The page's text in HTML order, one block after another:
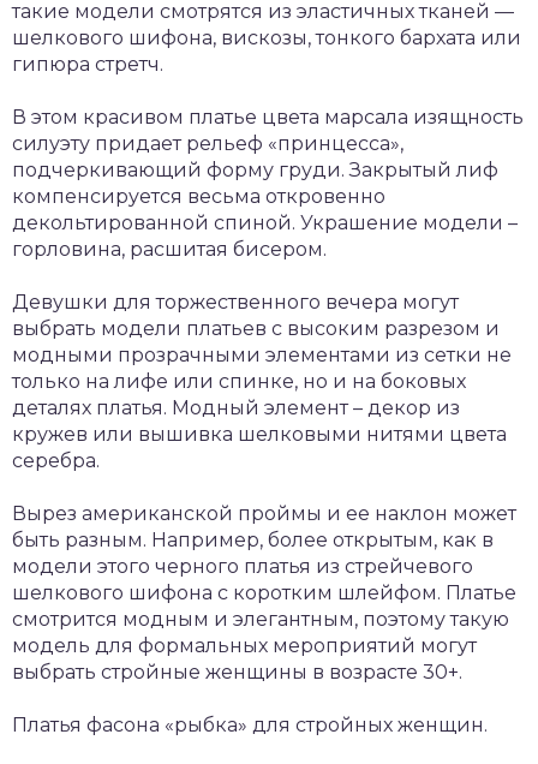
такие модели смотрятся из эластичных тканей —
шелкового шифона, вискозы, тонкого бархата или
гипюра стретч.
В этом красивом платье цвета марсала изящность
силуэту придает рельеф «принцесса»,
подчеркивающий форму груди. Закрытый лиф
компенсируется весьма откровенно
декольтированной спиной. Украшение модели –
горловина, расшитая бисером.
Девушки для торжественного вечера могут
выбрать модели платьев с высоким разрезом и
модными прозрачными элементами из сетки не
только на лифе или спинке, но и на боковых
деталях платья. Модный элемент – декор из
кружев или вышивка шелковыми нитями цвета
серебра.
Вырез американской проймы и ее наклон может
быть разным. Например, более открытым, как в
модели этого черного платья из стрейчевого
шелкового шифона с коротким шлейфом. Платье
смотрится модным и элегантным, поэтому такую
модель для формальных мероприятий могут
выбрать стройные женщины в возрасте 30+.
Платья фасона «рыбка» для стройных женщин.